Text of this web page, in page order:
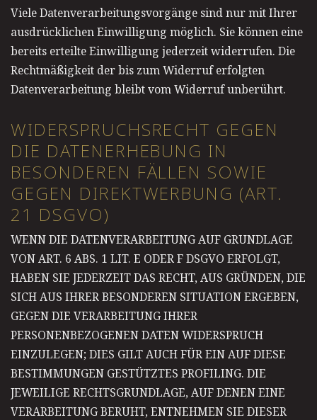
Viele Datenverarbeitungsvorgänge sind nur mit Ihrer
ausdrücklichen Einwilligung möglich. Sie können eine
bereits erteilte Einwilligung jederzeit widerrufen. Die
Rechtmäßigkeit der bis zum Widerruf erfolgten
Datenverarbeitung bleibt vom Widerruf unberührt.
WIDERSPRUCHSRECHT GEGEN
DIE DATENERHEBUNG IN
BESONDEREN FÄLLEN SOWIE
GEGEN DIREKTWERBUNG (ART.
21 DSGVO)
WENN DIE DATENVERARBEITUNG AUF GRUNDLAGE
VON ART. 6 ABS. 1 LIT. E ODER F DSGVO ERFOLGT,
HABEN SIE JEDERZEIT DAS RECHT, AUS GRÜNDEN, DIE
SICH AUS IHRER BESONDEREN SITUATION ERGEBEN,
GEGEN DIE VERARBEITUNG IHRER
PERSONENBEZOGENEN DATEN WIDERSPRUCH
EINZULEGEN; DIES GILT AUCH FÜR EIN AUF DIESE
BESTIMMUNGEN GESTÜTZTES PROFILING. DIE
JEWEILIGE RECHTSGRUNDLAGE, AUF DENEN EINE
VERARBEITUNG BERUHT, ENTNEHMEN SIE DIESER